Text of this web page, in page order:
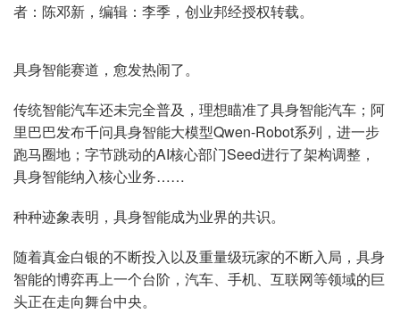
者：陈邓新，编辑：李季，创业邦经授权转载。
具身智能赛道，愈发热闹了。
传统智能汽车还未完全普及，理想瞄准了具身智能汽车；阿
里巴巴发布千问具身智能大模型Qwen-Robot系列，进一步
跑马圈地；字节跳动的AI核心部门Seed进行了架构调整，
具身智能纳入核心业务……
种种迹象表明，具身智能成为业界的共识。
随着真金白银的不断投入以及重量级玩家的不断入局，具身
智能的博弈再上一个台阶，汽车、手机、互联网等领域的巨
头正在走向舞台中央。